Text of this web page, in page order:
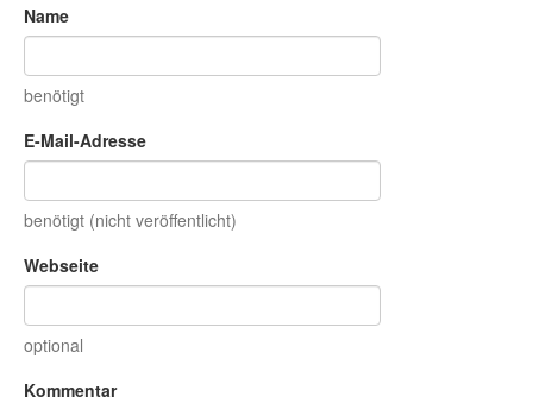
Name
benötigt
E-Mail-Adresse
benötigt (nicht veröffentlicht)
Webseite
optional
Kommentar